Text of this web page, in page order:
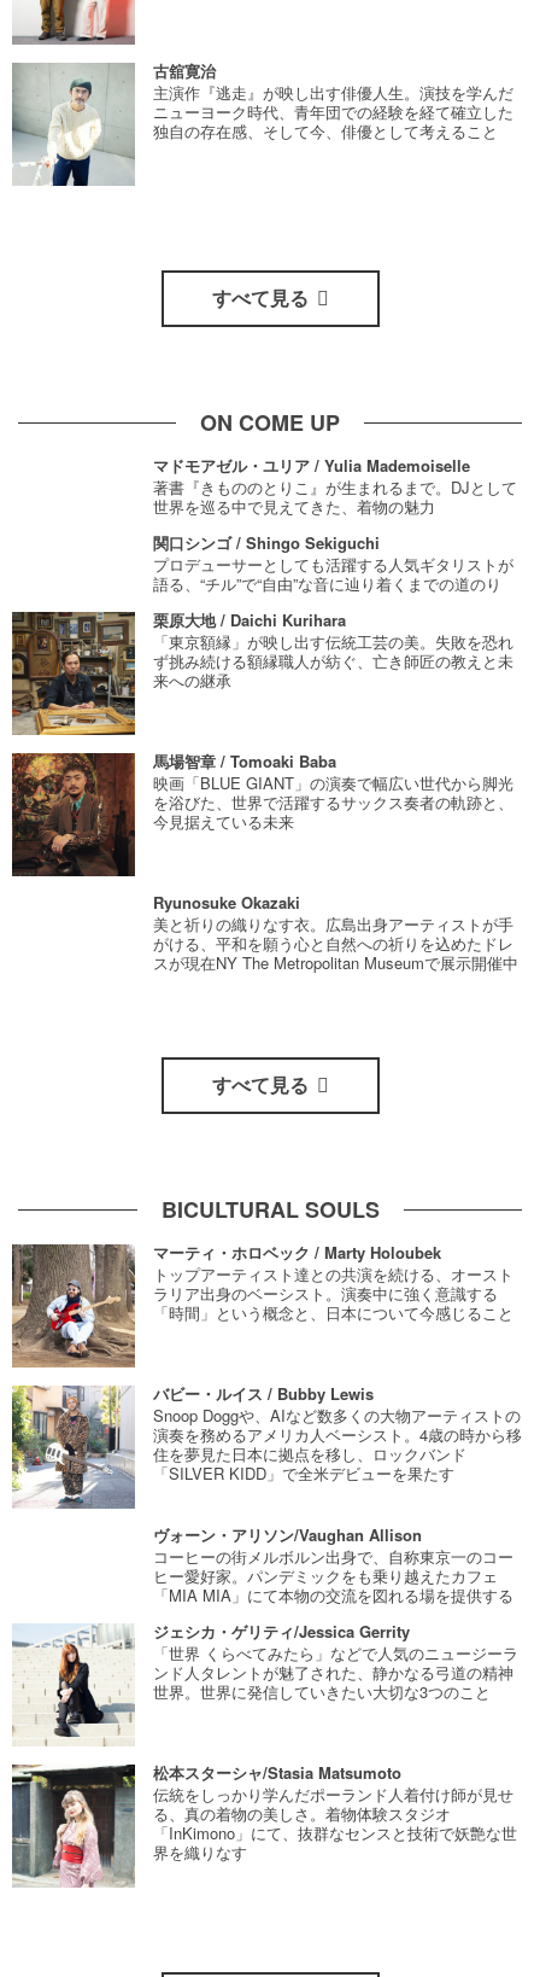
古舘寛治
主演作『逃走』が映し出す俳優人生。演技を学んだ
ニューヨーク時代、青年団での経験を経て確立した
独自の存在感、そして今、俳優として考えること
すべて見る
ON COME UP
マドモアゼル・ユリア / Yulia Mademoiselle
著書『きもののとりこ』が生まれるまで。DJとして
世界を巡る中で見えてきた、着物の魅力
関口シンゴ / Shingo Sekiguchi
プロデューサーとしても活躍する人気ギタリストが
語る、“チル”で“自由”な音に辿り着くまでの道のり
栗原大地 / Daichi Kurihara
「東京額縁」が映し出す伝統工芸の美。失敗を恐れ
ず挑み続ける額縁職人が紡ぐ、亡き師匠の教えと未
来への継承
馬場智章 / Tomoaki Baba
映画「BLUE GIANT」の演奏で幅広い世代から脚光
を浴びた、世界で活躍するサックス奏者の軌跡と、
今見据えている未来
Ryunosuke Okazaki
美と祈りの織りなす衣。広島出身アーティストが手
がける、平和を願う心と自然への祈りを込めたドレ
スが現在NY The Metropolitan Museumで展示開催中
すべて見る
BICULTURAL SOULS
マーティ・ホロベック / Marty Holoubek
トップアーティスト達との共演を続ける、オースト
ラリア出身のベーシスト。演奏中に強く意識する
「時間」という概念と、日本について今感じること
バビー・ルイス / Bubby Lewis
Snoop Doggや、AIなど数多くの大物アーティストの
演奏を務めるアメリカ人ベーシスト。4歳の時から移
住を夢見た日本に拠点を移し、ロックバンド
「SILVER KIDD」で全米デビューを果たす
ヴォーン・アリソン/Vaughan Allison
コーヒーの街メルボルン出身で、自称東京一のコー
ヒー愛好家。パンデミックをも乗り越えたカフェ
「MIA MIA」にて本物の交流を図れる場を提供する
ジェシカ・ゲリティ/Jessica Gerrity
「世界 くらべてみたら」などで人気のニュージーラ
ンド人タレントが魅了された、静かなる弓道の精神
世界。世界に発信していきたい大切な3つのこと
松本スターシャ/Stasia Matsumoto
伝統をしっかり学んだポーランド人着付け師が見せ
る、真の着物の美しさ。着物体験スタジオ
「InKimono」にて、抜群なセンスと技術で妖艶な世
界を織りなす